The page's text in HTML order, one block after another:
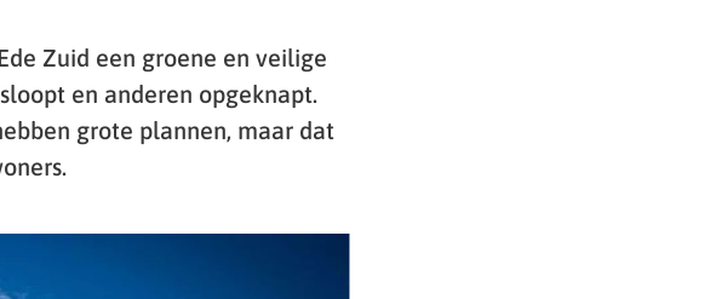
Zuid een groene en veilige
en anderen opgeknapt.
grote plannen, maar dat